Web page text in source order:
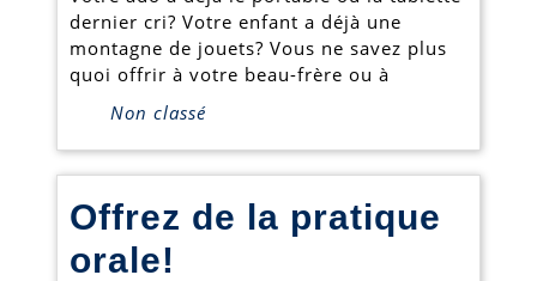
dernier cri? Votre enfant a déjà une
montagne de jouets? Vous ne savez plus
quoi offrir à votre beau-frère ou à
Non classé
Offrez de la pratique
orale!